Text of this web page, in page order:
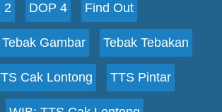
2 DOP 4 Find Out
Tebak Gambar Tebak Tebakan
Cak Lontong TTS Pintar